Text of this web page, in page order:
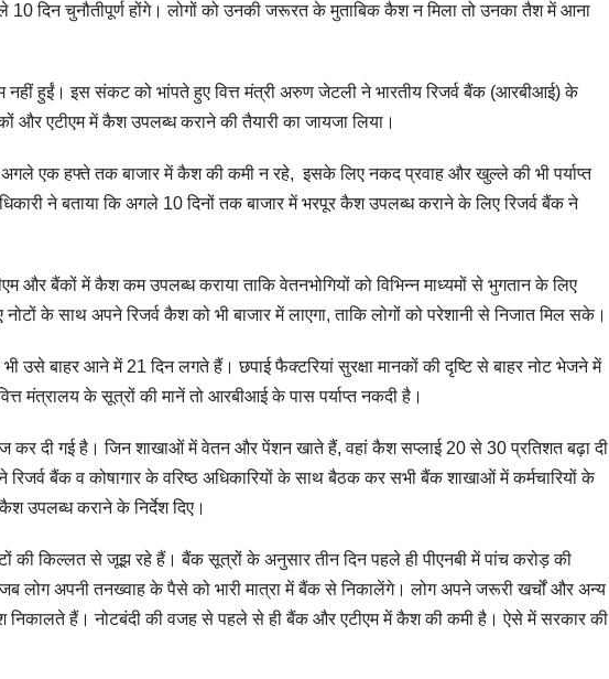
दिन चुनौतीपूर्ण होंगे। लोगों को उनकी जरूरत के मुताबिक कैश न मिला तो उनका तैश में आना
नहीं हुईं। इस संकट को भांपते हुए वित्त मंत्री अरुण जेटली ने भारतीय रिजर्व बैंक (आरबीआई) के
और एटीएम में कैश उपलब्ध कराने की तैयारी का जायजा लिया।
एक हफ्ते तक बाजार में कैश की कमी न रहे, इसके लिए नकद प्रवाह और खुल्ले की भी पर्याप्त
ने बताया कि अगले 10 दिनों तक बाजार में भरपूर कैश उपलब्ध कराने के लिए रिजर्व बैंक ने
और बैंकों में कैश कम उपलब्ध कराया ताकि वेतनभोगियों को विभिन्न माध्यमों से भुगतान के लिए
के साथ अपने रिजर्व कैश को भी बाजार में लाएगा, ताकि लोगों को परेशानी से निजात मिल सके।
उसे बाहर आने में 21 दिन लगते हैं। छपाई फैक्टरियां सुरक्षा मानकों की दृष्टि से बाहर नोट भेजने में
मंत्रालय के सूत्रों की मानें तो आरबीआई के पास पर्याप्त नकदी है।
कर दी गई है। जिन शाखाओं में वेतन और पेंशन खाते हैं, वहां कैश सप्लाई 20 से 30 प्रतिशत बढ़ा दी
बैंक व कोषागार के वरिष्ठ अधिकारियों के साथ बैठक कर सभी बैंक शाखाओं में कर्मचारियों के
उपलब्ध कराने के निर्देश दिए।
की किल्लत से जूझ रहे हैं। बैंक सूत्रों के अनुसार तीन दिन पहले ही पीएनबी में पांच करोड़ की
लोग अपनी तनख्वाह के पैसे को भारी मात्रा में बैंक से निकालेंगे। लोग अपने जरूरी खर्चों और अन्य
निकालते हैं। नोटबंदी की वजह से पहले से ही बैंक और एटीएम में कैश की कमी है। ऐसे में सरकार की